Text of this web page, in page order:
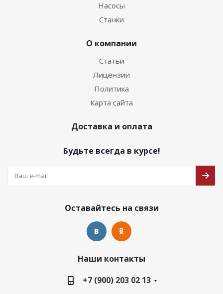
Насосы
Станки
О компании
Статьи
Лицензии
Политика
Карта сайта
Доставка и оплата
Будьте всегда в курсе!
Оставайтесь на связи
Наши контакты
+7 (900) 203 02 13